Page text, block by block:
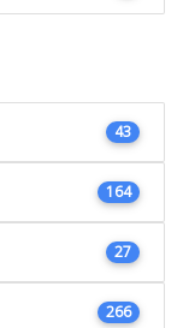
43
164
27
266